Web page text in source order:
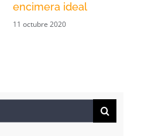
encimera ideal
11 octubre 2020